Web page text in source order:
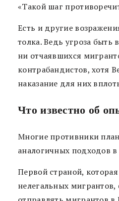
«Такой шаг
Есть и другие
толка. Ведь угроза
ни отчаявшихся
контрабандистов, хотя
наказание для них
Что известно об
Многие противники
аналогичных подходов в
Первой страной,
нелегальных